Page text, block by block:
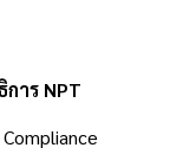
าร NPT